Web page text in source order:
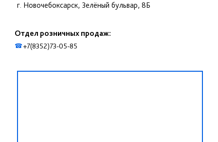
г. Новочебоксарск, Зелёный бульвар, 8Б
Отдел розничных продаж:
☎+7(8352)73-05-85